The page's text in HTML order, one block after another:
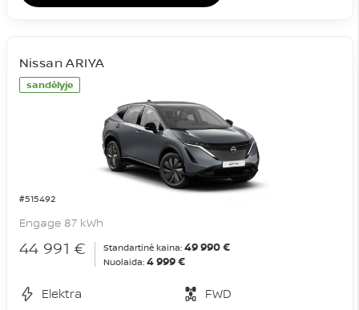
sandėlyje
#515492
Nissan ARIYA
Engage 87 kWh
44 991 € Standartinė kaina: 49 990 €
Nuolaida: 4 999 €
Elektra
FWD